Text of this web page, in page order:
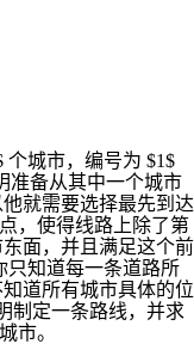
城市，编号为 $1$
准备从其中一个城市
就需要选择最先到达
，使得线路上除了第
面，并且满足这个前
只知道每一条道路所
道所有城市具体的位
制定一条路线，并求
市。